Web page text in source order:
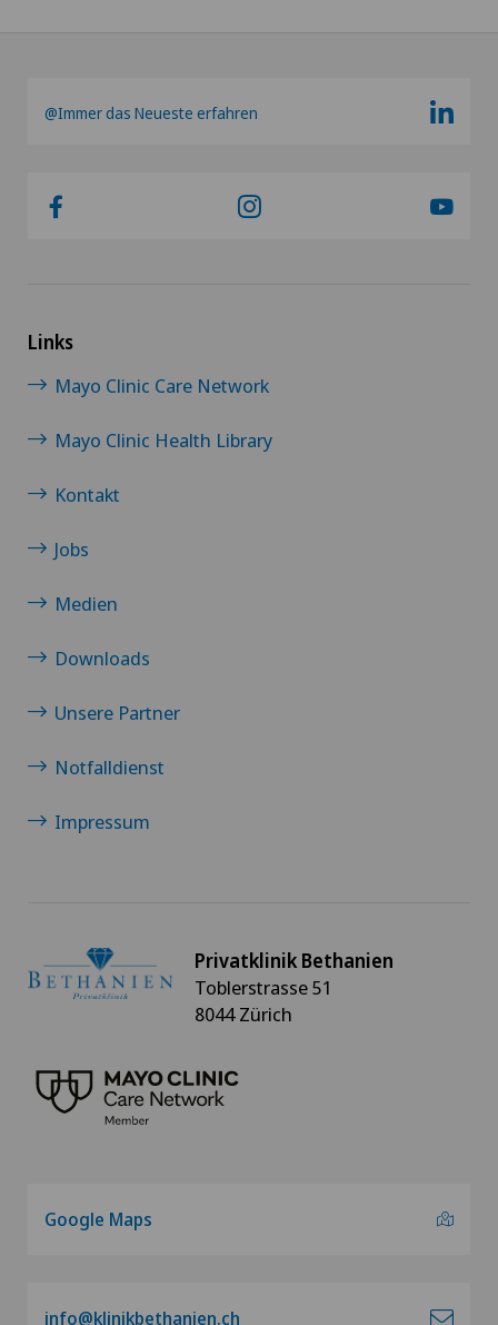
@Immer das Neueste erfahren
Links
Mayo Clinic Care Network
Mayo Clinic Health Library
Kontakt
Jobs
Medien
Downloads
Unsere Partner
Notfalldienst
Impressum
Privatklinik Bethanien
Toblerstrasse 51
8044 Zürich
Google Maps
info@klinikbethanien.ch